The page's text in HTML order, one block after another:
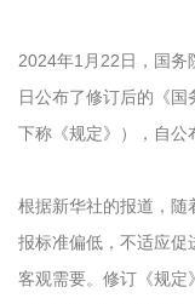
2024年1月22日，国务
日公布了修订后的《
下称《规定》），自公
根据新华社的报道，随
报标准偏低，不适应促
客观需要。修订《规定